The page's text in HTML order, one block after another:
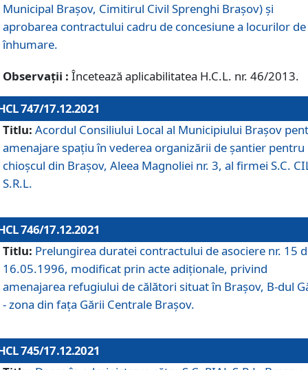
Municipal Braşov, Cimitirul Civil Sprenghi Braşov) şi
aprobarea contractului cadru de concesiune a locurilor de
înhumare.
Observații : Încetează aplicabilitatea H.C.L. nr. 46/2013.
747/17.12.2021
Titlu: Acordul Consiliului Local al Municipiului Braşov
amenajare spațiu în vederea organizării de șantier pentru
chioșcul din Brașov, Aleea Magnoliei nr. 3, al firmei S.C.
S.R.L.
746/17.12.2021
Titlu: Prelungirea duratei contractului de asociere nr. 15
16.05.1996, modificat prin acte adiționale, privind
amenajarea refugiului de călători situat în Brașov, B-dul
- zona din faţa Gării Centrale Brașov.
745/17.12.2021